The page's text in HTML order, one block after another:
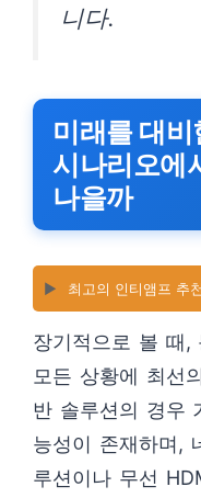
니다.
미래를 대비
시나리오에
나을까
▶️ 최고의 인티앰프 추
장기적으로 볼 때,
모든 상황에 최선
반 솔루션의 경우
능성이 존재하며,
루션이나 무선